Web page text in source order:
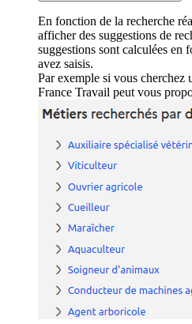
En fonction de la recherche
afficher des suggestions de
suggestions sont calculées en
avez saisis.
Par exemple si vous
France Travail peut vous